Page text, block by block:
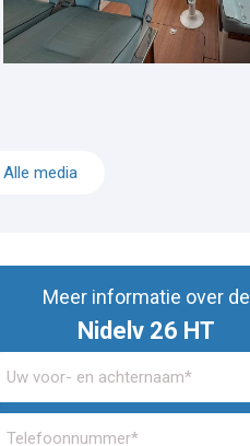
Alle media
Meer informatie over de
Nidelv 26 HT